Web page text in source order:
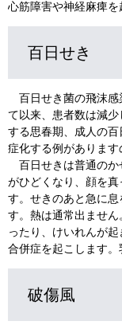
心筋障害や神経麻痺を
百日せき
百日せき菌の飛沫感
て以来、患者数は減
する思春期、成人の
症化する例があります
百日せきは普通のか
がひどくなり、顔を
す。せきのあと急に
す。熱は通常出ませ
ったり、けいれんが
合併症を起こします。
破傷風